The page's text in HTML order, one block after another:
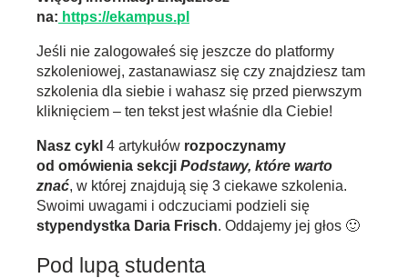
na: https://ekampus.pl
Jeśli nie zalogowałeś się jeszcze do platformy
szkoleniowej, zastanawiasz się czy znajdziesz tam
szkolenia dla siebie i wahasz się przed pierwszym
kliknięciem – ten tekst jest właśnie dla Ciebie!
Nasz cykl 4 artykułów rozpoczynamy
od omówienia sekcji Podstawy, które warto
znać, w której znajdują się 3 ciekawe szkolenia.
Swoimi uwagami i odczuciami podzieli się
stypendystka Daria Frisch. Oddajemy jej głos 🙂
Pod lupą studenta